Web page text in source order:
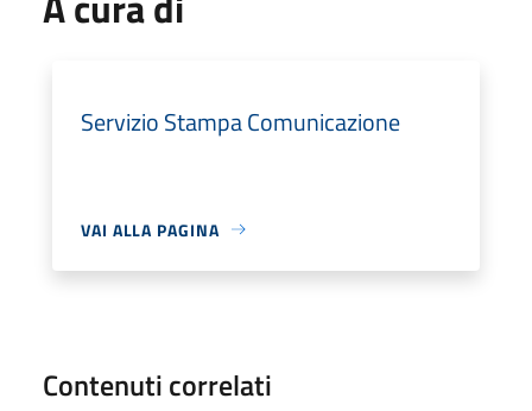
Servizio Stampa Comunicazione
VAI ALLA PAGINA
Contenuti correlati